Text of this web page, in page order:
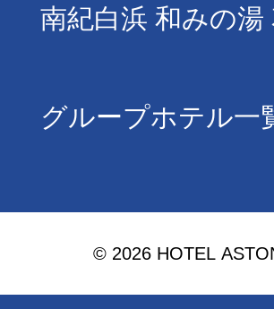
南紀白浜 和みの湯
グループホテル一
© 2026 HOTEL